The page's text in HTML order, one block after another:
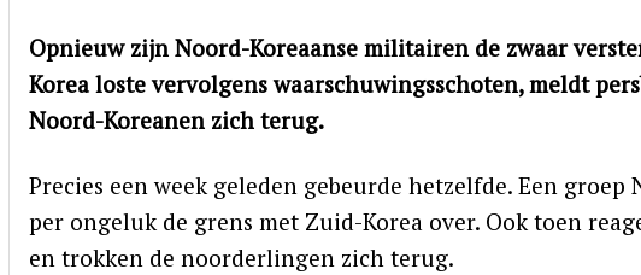
Opnieuw zijn Noord-Koreaanse militairen de zwaar
Korea loste vervolgens waarschuwingsschoten, meldt
Noord-Koreanen zich terug.
Precies een week geleden gebeurde hetzelfde. Een
per ongeluk de grens met Zuid-Korea over. Ook toen
en trokken de noorderlingen zich terug.